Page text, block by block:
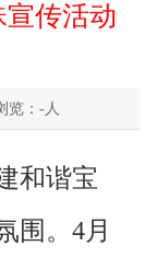
传活动
览： - 人
和谐宝
围。4月